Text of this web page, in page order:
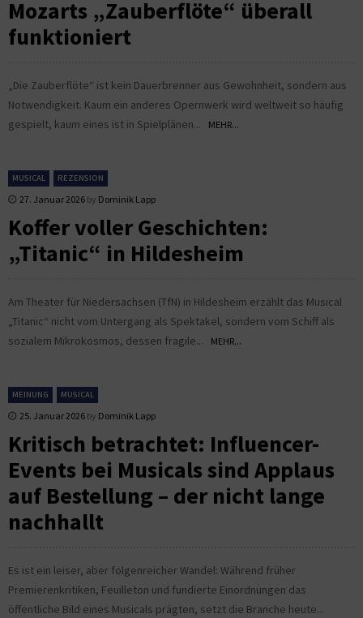
Mozarts „Zauberflöte“ überall
funktioniert
„Die Zauberflöte“ ist kein Dauerbrenner aus Gewohnheit, sondern aus
Notwendigkeit. Kaum ein anderes Opernwerk wird weltweit so häufig
gespielt, kaum eines ist in Spielplänen...
MEHR...
MUSICAL REZENSION
27. Januar 2026 by Dominik Lapp
Koffer voller Geschichten:
„Titanic“ in Hildesheim
Am Theater für Niedersachsen (TfN) in Hildesheim erzählt das Musical
„Titanic“ nicht vom Untergang als Spektakel, sondern vom Schiff als
sozialem Mikrokosmos, dessen fragile...
MEHR...
MEINUNG MUSICAL
25. Januar 2026 by Dominik Lapp
Kritisch betrachtet: Influencer-
Events bei Musicals sind Applaus
auf Bestellung – der nicht lange
nachhallt
Es ist ein leiser, aber folgenreicher Wandel: Während früher
Premierenkritiken, Feuilleton und fundierte Einordnungen das
öffentliche Bild eines Musicals prägten, setzt die Branche heute...